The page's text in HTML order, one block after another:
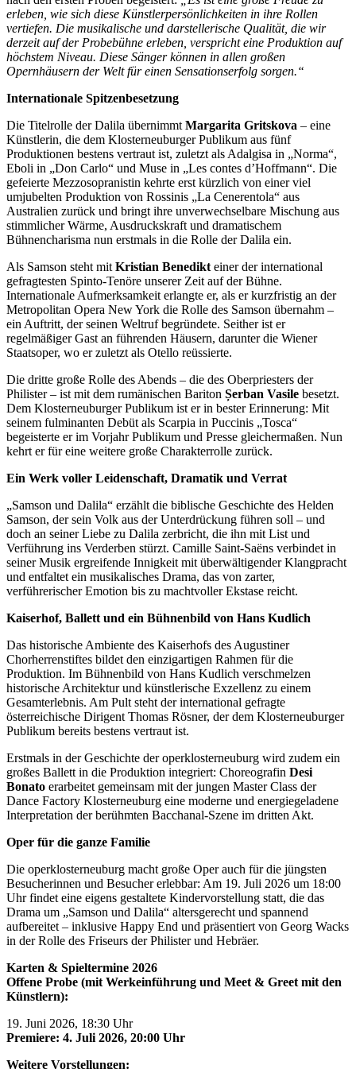
erleben, wie sich diese Künstlerpersönlichkeiten in ihre Rollen
vertiefen. Die musikalische und darstellerische Qualität, die wir
derzeit auf der Probebühne erleben, verspricht eine Produktion auf
höchstem Niveau. Diese Sänger können in allen großen
Opernhäusern der Welt für einen Sensationserfolg sorgen.“
Internationale Spitzenbesetzung
Die Titelrolle der Dalila übernimmt Margarita Gritskova – eine
Künstlerin, die dem Klosterneuburger Publikum aus fünf
Produktionen bestens vertraut ist, zuletzt als Adalgisa in „Norma“,
Eboli in „Don Carlo“ und Muse in „Les contes d’Hoffmann“. Die
gefeierte Mezzosopranistin kehrte erst kürzlich von einer viel
umjubelten Produktion von Rossinis „La Cenerentola“ aus
Australien zurück und bringt ihre unverwechselbare Mischung aus
stimmlicher Wärme, Ausdruckskraft und dramatischem
Bühnencharisma nun erstmals in die Rolle der Dalila ein.
Als Samson steht mit Kristian Benedikt einer der international
gefragtesten Spinto-Tenöre unserer Zeit auf der Bühne.
Internationale Aufmerksamkeit erlangte er, als er kurzfristig an der
Metropolitan Opera New York die Rolle des Samson übernahm –
ein Auftritt, der seinen Weltruf begründete. Seither ist er
regelmäßiger Gast an führenden Häusern, darunter die Wiener
Staatsoper, wo er zuletzt als Otello reüssierte.
Die dritte große Rolle des Abends – die des Oberpriesters der
Philister – ist mit dem rumänischen Bariton Șerban Vasile besetzt.
Dem Klosterneuburger Publikum ist er in bester Erinnerung: Mit
seinem fulminanten Debüt als Scarpia in Puccinis „Tosca“
begeisterte er im Vorjahr Publikum und Presse gleichermaßen. Nun
kehrt er für eine weitere große Charakterrolle zurück.
Ein Werk voller Leidenschaft, Dramatik und Verrat
„Samson und Dalila“ erzählt die biblische Geschichte des Helden
Samson, der sein Volk aus der Unterdrückung führen soll – und
doch an seiner Liebe zu Dalila zerbricht, die ihn mit List und
Verführung ins Verderben stürzt. Camille Saint-Saëns verbindet in
seiner Musik ergreifende Innigkeit mit überwältigender Klangpracht
und entfaltet ein musikalisches Drama, das von zarter,
verführerischer Emotion bis zu machtvoller Ekstase reicht.
Kaiserhof, Ballett und ein Bühnenbild von Hans Kudlich
Das historische Ambiente des Kaiserhofs des Augustiner
Chorherrenstiftes bildet den einzigartigen Rahmen für die
Produktion. Im Bühnenbild von Hans Kudlich verschmelzen
historische Architektur und künstlerische Exzellenz zu einem
Gesamterlebnis. Am Pult steht der international gefragte
österreichische Dirigent Thomas Rösner, der dem Klosterneuburger
Publikum bereits bestens vertraut ist.
Erstmals in der Geschichte der operklosterneuburg wird zudem ein
großes Ballett in die Produktion integriert: Choreografin Desi
Bonato erarbeitet gemeinsam mit der jungen Master Class der
Dance Factory Klosterneuburg eine moderne und energiegeladene
Interpretation der berühmten Bacchanal-Szene im dritten Akt.
Oper für die ganze Familie
Die operklosterneuburg macht große Oper auch für die jüngsten
Besucherinnen und Besucher erlebbar: Am 19. Juli 2026 um 18:00
Uhr findet eine eigens gestaltete Kindervorstellung statt, die das
Drama um „Samson und Dalila“ altersgerecht und spannend
aufbereitet – inklusive Happy End und präsentiert von Georg Wacks
in der Rolle des Friseurs der Philister und Hebräer.
Karten & Spieltermine 2026
Offene Probe (mit Werkeinführung und Meet & Greet mit den
Künstlern):
19. Juni 2026, 18:30 Uhr
Premiere: 4. Juli 2026, 20:00 Uhr
Weitere Vorstellungen: